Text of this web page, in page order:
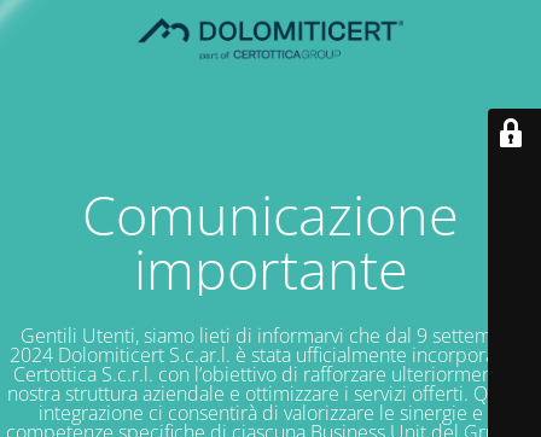
Comunicazione
importante
Gentili Utenti, siamo lieti di informarvi che dal 9 settembre
2024 Dolomiticert S.c.ar.l. è stata ufficialmente incorporata in
Certottica S.c.r.l. con l’obiettivo di rafforzare ulteriormente la
nostra struttura aziendale e ottimizzare i servizi offerti. Questa
integrazione ci consentirà di valorizzare le sinergie e le